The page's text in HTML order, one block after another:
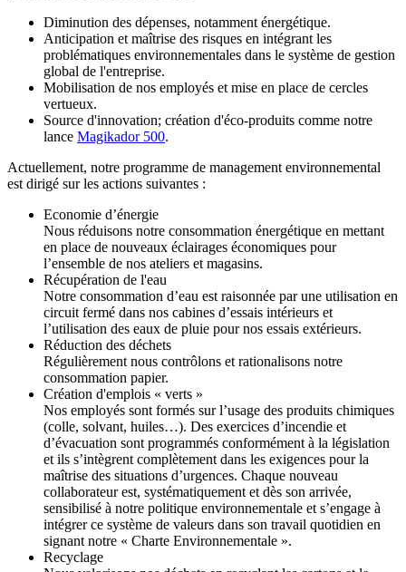
Diminution des dépenses, notamment énergétique.
Anticipation et maîtrise des risques en intégrant les
problématiques environnementales dans le système de gestion
global de l'entreprise.
Mobilisation de nos employés et mise en place de cercles
vertueux.
Source d'innovation; création d'éco-produits comme notre
lance Magikador 500.
Actuellement, notre programme de management environnemental
est dirigé sur les actions suivantes :
Economie d’énergie
Nous réduisons notre consommation énergétique en mettant
en place de nouveaux éclairages économiques pour
l’ensemble de nos ateliers et magasins.
Récupération de l'eau
Notre consommation d’eau est raisonnée par une utilisation en
circuit fermé dans nos cabines d’essais intérieurs et
l’utilisation des eaux de pluie pour nos essais extérieurs.
Réduction des déchets
Régulièrement nous contrôlons et rationalisons notre
consommation papier.
Création d'emplois « verts »
Nos employés sont formés sur l’usage des produits chimiques
(colle, solvant, huiles…). Des exercices d’incendie et
d’évacuation sont programmés conformément à la législation
et ils s’intègrent complètement dans les exigences pour la
maîtrise des situations d’urgences. Chaque nouveau
collaborateur est, systématiquement et dès son arrivée,
sensibilisé à notre politique environnementale et s’engage à
intégrer ce système de valeurs dans son travail quotidien en
signant notre « Charte Environnementale ».
Recyclage